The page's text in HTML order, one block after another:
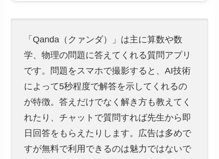
「Qanda（クァンダ）」は主に算数や数
学、物理の問題に答えてくれる質問アプリ
です。問題をスマホで撮影すると、AI技術
によって5秒程度で解答を示してくれるの
が特徴。答えだけでなく解き方も教えてく
れたり、チャットで質問すれば先生から即
日回答をもらえたりします。広告は多めで
すが無料で利用できるのは魅力ではないで